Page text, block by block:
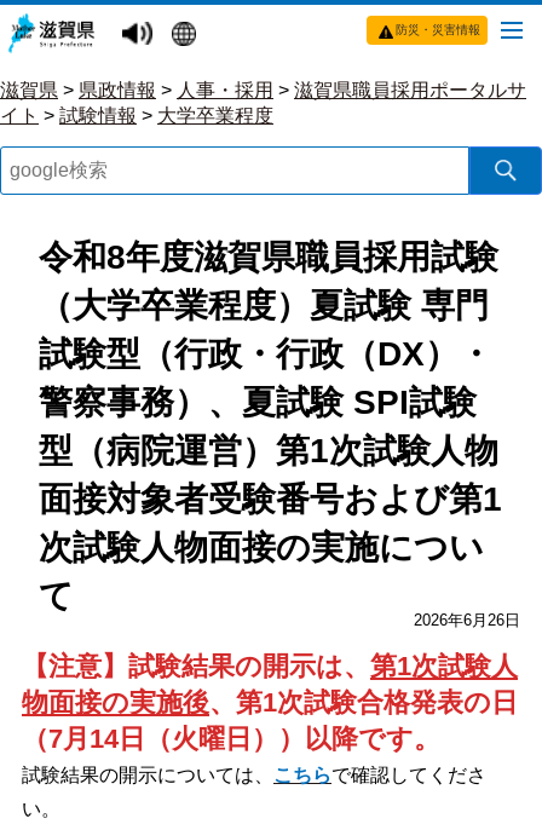
防災・災害情報
滋賀県 > 県政情報 > 人事・採用 > 滋賀県職員採用ポータルサ
イト > 試験情報 > 大学卒業程度
令和8年度滋賀県職員採用試験
（大学卒業程度）夏試験 専門
試験型（行政・行政（DX）・
警察事務）、夏試験 SPI試験
型（病院運営）第1次試験人物
面接対象者受験番号および第1
次試験人物面接の実施につい
て
2026年6月26日
【注意】試験結果の開示は、 第1次試験人
物面接の実施後、第1次試験合格発表の日
（7月14日（火曜日））以降です。
試験結果の開示については、 こちらで確認してくださ
い。